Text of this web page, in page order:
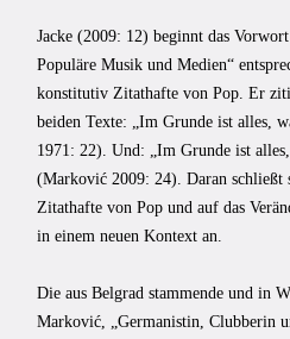
Jacke (2009: 12) beginnt das
Populäre Musik und Medien“
konstitutiv Zitathafte von Pop. Er
beiden Texte: „Im Grunde ist alles,
1971: 22). Und: „Im Grunde ist
(Marković 2009: 24). Daran schließt
Zitathafte von Pop und auf das
in einem neuen Kontext an.
Die aus Belgrad stammende und in
Marković, „Germanistin, Clubberin